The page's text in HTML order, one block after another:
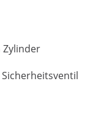
Zylinder